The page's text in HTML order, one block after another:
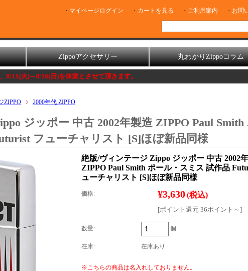
マイページログイン カートを見る ご利用案内 お問
Zippoアクセサリー 丸わかりZippoコラム
日)を休業とさせて頂きます。
ZIPPO 2000年代 ZIPPO
ジッポー 中古 2002年製造 ZIPPO Paul Smith
フューチャリスト [S]ほぼ新品同様
絶版/ヴィンテージ Zippo ジッポー 中古 2002
ZIPPO Paul Smith ポール・スミス 試作品
ューチャリスト [S]ほぼ新品同様
価格: ¥3,630(税込)
[ポイント還元 36ポイント～]
数量: 個
在庫: 在庫あり